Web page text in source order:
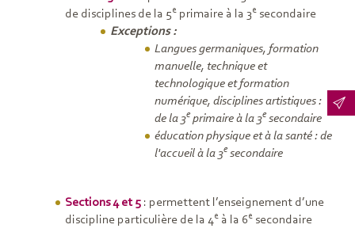
de disciplines de la 5eprimaire à la 3esecondaire
Exceptions :
Langues germaniques, formation
manuelle, technique et
technologique et formation
numérique, disciplines artistiques :
de la 3eprimaire à la 3esecondaire
éducation physique et à la santé : de
l'accueil à la 3esecondaire
Sections 4 et 5: permettent l’enseignement d’une
discipline particulière de la 4eà la 6esecondaire